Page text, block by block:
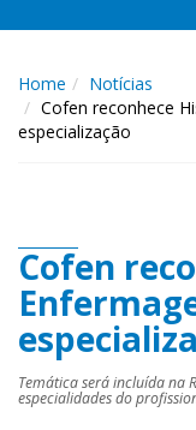
Home
Notícias
Cofen reconhece
especialização
Cofen
Temática será incluída na
especialidades do